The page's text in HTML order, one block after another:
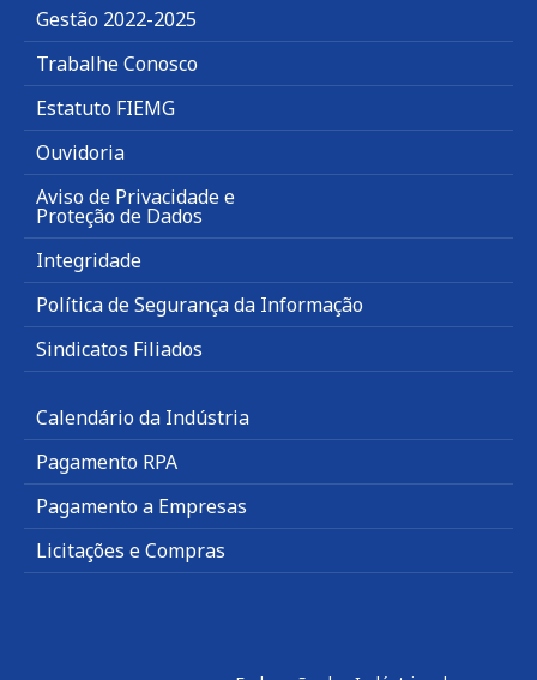
Gestão 2022-2025
Trabalhe Conosco
Estatuto FIEMG
Ouvidoria
Aviso de Privacidade e
Proteção de Dados
Integridade
Política de Segurança da Informação
Sindicatos Filiados
Calendário da Indústria
Pagamento RPA
Pagamento a Empresas
Licitações e Compras